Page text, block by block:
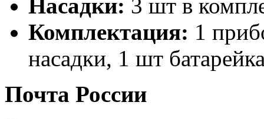
Насадки: 3 шт в
Комплектация: 1
насадки, 1 шт
Почта России